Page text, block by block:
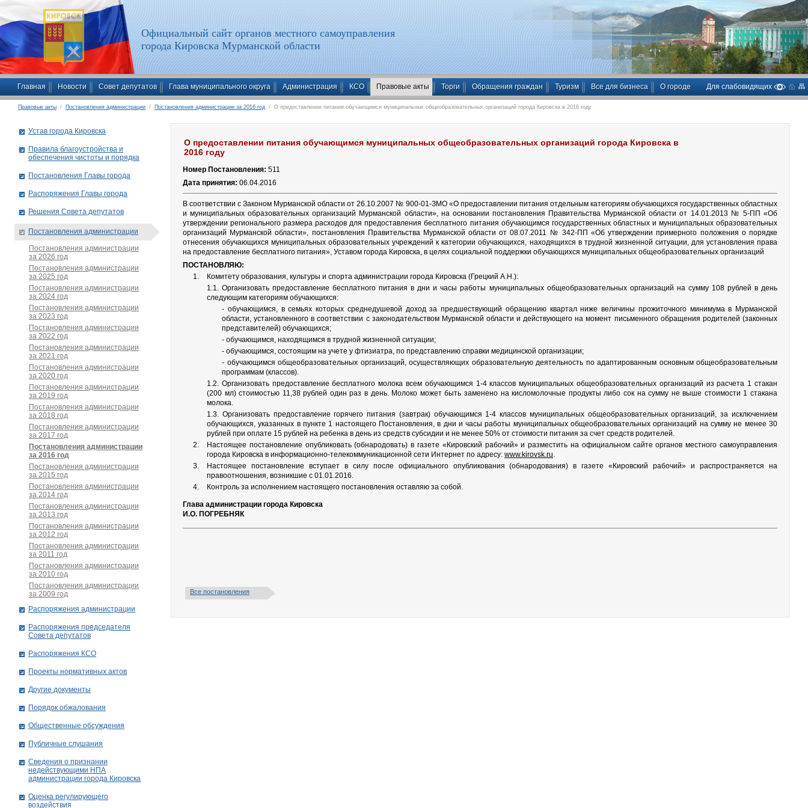
Официальный сайт органов местного самоуправления
города Кировска Мурманской области
Главная Новости Совет депутатов Глава муниципального округа Администрация КСО Правовые акты Торги Обращения граждан Туризм Все для бизнеса О городе Для слабовидящих
Правовые акты / Постановления администрации / Постановления администрации за 2016 год / О предоставлении питания обучающимся муниципальных общеобразовательных организаций города Кировска в 2016 году
О предоставлении питания обучающимся муниципальных общеобразовательных организаций города Кировска в
2016 году
Номер Постановления: 511
Дата принятия: 06.04.2016
В соответствии с Законом Мурманской области от 26.10.2007 № 900-01-ЗМО «О предоставлении питания отдельным категориям обучающихся государственных областных
и муниципальных образовательных организаций Мурманской области», на основании постановления Правительства Мурманской области от 14.01.2013 № 5-ПП «Об
утверждении регионального размера расходов для предоставления бесплатного питания обучающимся государственных областных и муниципальных образовательных
организаций Мурманской области», постановления Правительства Мурманской области от 08.07.2011 № 342-ПП «Об утверждении примерного положения о порядке
отнесения обучающихся муниципальных образовательных учреждений к категории обучающихся, находящихся в трудной жизненной ситуации, для установления права
на предоставление бесплатного питания», Уставом города Кировска, в целях социальной поддержки обучающихся муниципальных общеобразовательных организаций
ПОСТАНОВЛЯЮ:
Комитету образования, культуры и спорта администрации города Кировска (Грецкий А.Н.):
1.1. Организовать предоставление бесплатного питания в дни и часы работы муниципальных общеобразовательных организаций на сумму 108 рублей в день
следующим категориям обучающихся:
- обучающимся, в семьях которых среднедушевой доход за предшествующий обращению квартал ниже величины прожиточного минимума в Мурманской
области, установленного в соответствии с законодательством Мурманской области и действующего на момент письменного обращения родителей (законных
представителей) обучающихся;
- обучающимся, находящимся в трудной жизненной ситуации;
- обучающимся, состоящим на учете у фтизиатра, по представлению справки медицинской организации;
- обучающимся общеобразовательных организаций, осуществляющих образовательную деятельность по адаптированным основным общеобразовательным
программам (классов).
1.2. Организовать предоставление бесплатного молока всем обучающимся 1-4 классов муниципальных общеобразовательных организаций из расчета 1 стакан
(200 мл) стоимостью 11,38 рублей один раз в день. Молоко может быть заменено на кисломолочные продукты либо сок на сумму не выше стоимости 1 стакана
молока.
1.3. Организовать предоставление горячего питания (завтрак) обучающимся 1-4 классов муниципальных общеобразовательных организаций, за исключением
обучающихся, указанных в пункте 1 настоящего Постановления, в дни и часы работы муниципальных общеобразовательных организаций на сумму не менее 30
рублей при оплате 15 рублей на ребенка в день из средств субсидии и не менее 50% от стоимости питания за счет средств родителей.
Настоящее постановление опубликовать (обнародовать) в газете «Кировский рабочий» и разместить на официальном сайте органов местного самоуправления
города Кировска в информационно-телекоммуникационной сети Интернет по адресу: www.kirovsk.ru.
Настоящее постановление вступает в силу после официального опубликования (обнародования) в газете «Кировский рабочий» и распространяется на
правоотношения, возникшие с 01.01.2016.
Контроль за исполнением настоящего постановления оставляю за собой.
Глава администрации города Кировска
И.О. ПОГРЕБНЯК
Все постановления
Устав города Кировска
Правила благоустройства и
обеспечения чистоты и порядка
Постановления Главы города
Распоряжения Главы города
Решения Совета депутатов
Постановления администрации
Постановления администрации
за 2026 год
Постановления администрации
за 2025 год
Постановления администрации
за 2024 год
Постановления администрации
за 2023 год
Постановления администрации
за 2022 год
Постановления администрации
за 2021 год
Постановления администрации
за 2020 год
Постановления администрации
за 2019 год
Постановления администрации
за 2018 год
Постановления администрации
за 2017 год
Постановления администрации
за 2016 год
Постановления администрации
за 2015 год
Постановления администрации
за 2014 год
Постановления администрации
за 2013 год
Постановления администрации
за 2012 год
Постановления администрации
за 2011 год
Постановления администрации
за 2010 год
Постановления администрации
за 2009 год
Распоряжения администрации
Распоряжения председателя
Совета депутатов
Распоряжения КСО
Проекты нормативных актов
Другие документы
Порядок обжалования
Общественные обсуждения
Публичные слушания
Сведения о признании
недействующими НПА
администрации города Кировскa
Оценка регулирующего
воздействия